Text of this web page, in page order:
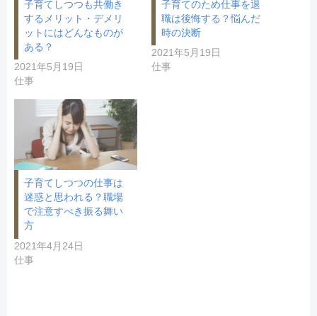
開
き
ま
す
)
子育てしつつも共働き
するメリット・デメリ
ットにはどんなものが
ある？
2021年5月19日
仕事
子育てのため仕事を退
職は後悔する？悩んだ
時の決断
2021年5月19日
仕事
子育てしつつの仕事は
迷惑と思われる？職場
で注意すべき振る舞い
方
2021年4月24日
仕事